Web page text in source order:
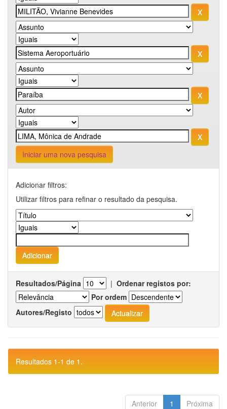
Iniciar uma nova pesquisa
Adicionar filtros:
Utilizar filtros para refinar o resultado da pesquisa.
Resultados/Página | Ordenar registos por:
Por ordem
Autores/Registo
Resultados 1-1 de 1.
Anterior 1 Próxima